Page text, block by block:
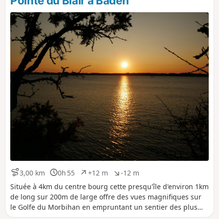
3,00 km
D
i
s
t
a
0h 55
D
u
r
é
e
+12 m
D
é
n
v
-12 m
D
é
n
i
v
Située à 4km du centre bourg cette presqu'île d'environ 1km
de long sur 200m de large offre des vues magnifiques sur
le Golfe du Morbihan en empruntant un sentier des plus